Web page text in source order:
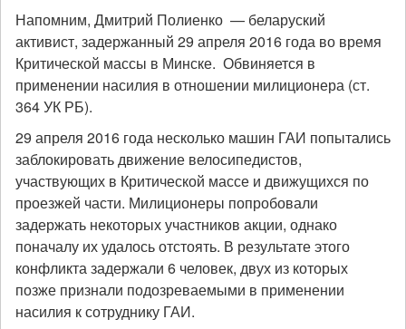
Напомним, Дмитрий Полиенко — беларуский
активист, задержанный 29 апреля 2016 года во время
Критической массы в Минске. Обвиняется в
применении насилия в отношении милиционера (ст.
364 УК РБ).
29 апреля 2016 года несколько машин ГАИ попытались
заблокировать движение велосипедистов,
участвующих в Критической массе и движущихся по
проезжей части. Милиционеры попробовали
задержать некоторых участников акции, однако
поначалу их удалось отстоять. В результате этого
конфликта задержали 6 человек, двух из которых
позже признали подозреваемыми в применении
насилия к сотруднику ГАИ.